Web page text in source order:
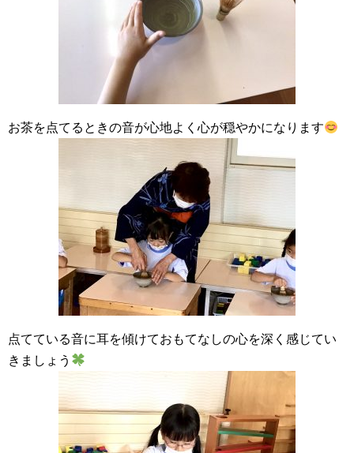
お茶を点てるときの音が心地よく心が穏やかになります
点てている音に耳を傾けておもてなしの心を深く感じてい
きましょう